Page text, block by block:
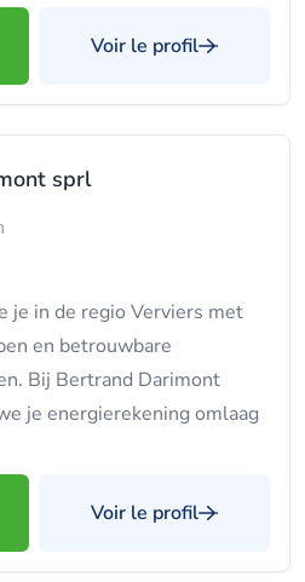
Voir le profil
sprl
je in de regio Verviers met
en betrouwbare
Bij Bertrand Darimont
je energierekening omlaag
Voir le profil